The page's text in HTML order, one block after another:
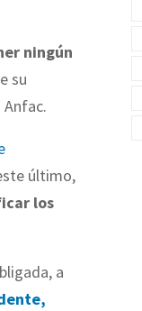
ningún
su
último,
los
a